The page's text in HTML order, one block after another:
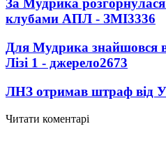
За Мудрика
клубами АПЛ - ЗМІ3336
Для Мудрика знайшовся
Лізі 1 - джерело2673
ЛНЗ отримав штраф від
Читати коментарі